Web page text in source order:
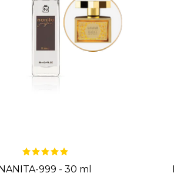
NANITA-999 - 30 ml